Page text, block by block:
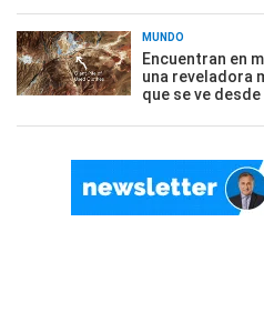
MUNDO
Encuentran en
una reveladora
que se ve